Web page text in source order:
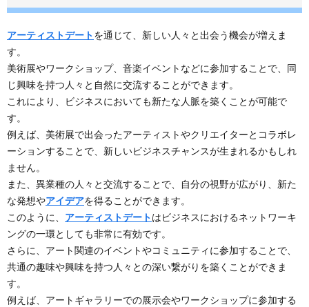
アーティストデートを通じて、新しい人々と出会う機会が増えま
す。
美術展やワークショップ、音楽イベントなどに参加することで、同
じ興味を持つ人々と自然に交流することができます。
これにより、ビジネスにおいても新たな人脈を築くことが可能で
す。
例えば、美術展で出会ったアーティストやクリエイターとコラボレ
ーションすることで、新しいビジネスチャンスが生まれるかもしれ
ません。
また、異業種の人々と交流することで、自分の視野が広がり、新た
な発想やアイデアを得ることができます。
このように、 アーティストデートはビジネスにおけるネットワーキ
ングの一環としても非常に有効です。
さらに、アート関連のイベントやコミュニティに参加することで、
共通の趣味や興味を持つ人々との深い繋がりを築くことができま
す。
例えば、アートギャラリーでの展示会やワークショップに参加する